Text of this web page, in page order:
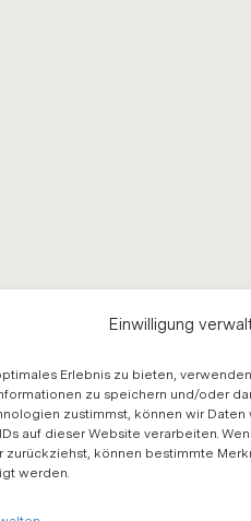
Einwilligung
Erlebnis zu bieten,
zu speichern und/oder
zustimmst, können wir
auf dieser Website verarbeiten.
zurückziehst, können bestimmte
werden.